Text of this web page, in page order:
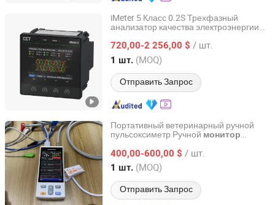
iMeter 5 Класс 0.2S Трехфазный
анализатор качества электроэнергии
2 SS выход импульсов
720,00-2 256,00 $ / шт.
1 шт. (MOQ)
Отправить Запрос
CET Electric Technology Inc.
Guangdong, China с 2021
Портативный ветеринарный ручной
пульсоксиметр Ручной монитор
400,00-600,00 $ / шт.
1 шт. (MOQ)
Отправить Запрос
Anhui Weemed Medical Co., Ltd
Anhui, China с 2024